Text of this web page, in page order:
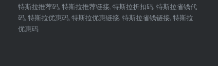
特斯拉推荐码,特斯拉推荐链接,特斯拉折扣码,特斯拉省钱代
码,特斯拉优惠码,特斯拉优惠链接, 特斯拉省钱链接,特斯拉
优惠码